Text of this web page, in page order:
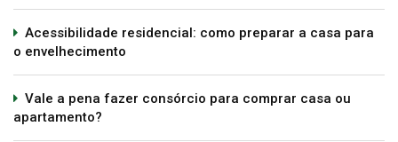
Acessibilidade residencial: como preparar a casa para
o envelhecimento
Vale a pena fazer consórcio para comprar casa ou
apartamento?